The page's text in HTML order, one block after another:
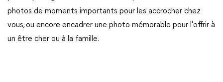
photos de moments importants pour les accrocher chez
vous, ou encore encadrer une photo mémorable pour l'offrir à
un être cher ou à la famille.